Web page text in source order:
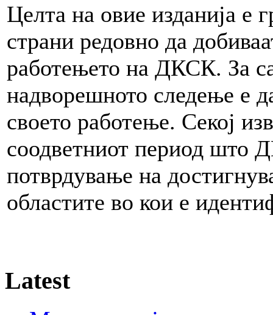
Целта на овие изданија е
страни редовно да
работењето на ДКСК. За
надворешното следење е
своето работење. Секој
соодветниот период што
потврдување на
областите во кои е
Latest